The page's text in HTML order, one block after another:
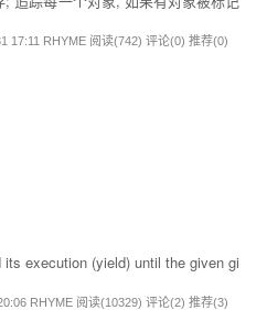
17:11 RHYME 阅读(742) 评论(0) 推荐(0)
execution (yield) until the given gi
RHYME 阅读(10329) 评论(2) 推荐(3)